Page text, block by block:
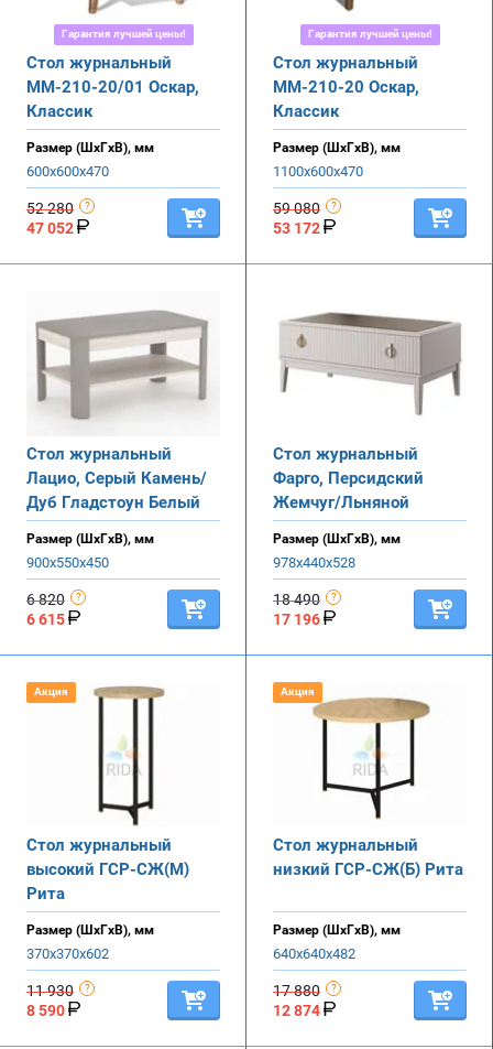
Гарантия лучшей цены!
Стол журнальный
ММ-210-20/01 Оскар,
Классик
Размер (ШхГхВ), мм
600х600х470
52 280
47 052
Гарантия лучшей цены!
Стол журнальный
ММ-210-20 Оскар,
Классик
Размер (ШхГхВ), мм
1100х600х470
59 080
53 172
Стол журнальный
Лацио, Серый Камень/
Дуб Гладстоун Белый
Размер (ШхГхВ), мм
900х550х450
6 820
6 615
Стол журнальный
Фарго, Персидский
Жемчуг/Льняной
Размер (ШхГхВ), мм
978х440х528
18 490
17 196
Акция
Стол журнальный
высокий ГСР-СЖ(М)
Рита
Размер (ШхГхВ), мм
370х370х602
11 930
8 590
Акция
Стол журнальный
низкий ГСР-СЖ(Б) Рита
Размер (ШхГхВ), мм
640х640х482
17 880
12 874